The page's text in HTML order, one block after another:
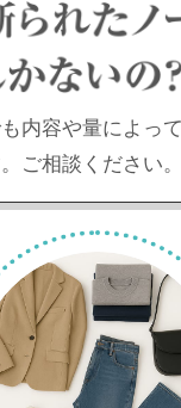
内容や量によっ
ご相談ください。